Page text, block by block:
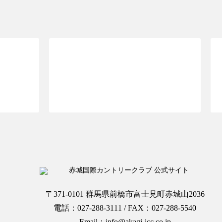
〒371-0101 群馬県前橋市富士見町赤城山2036
電話：027-288-3111 / FAX：027-288-5540